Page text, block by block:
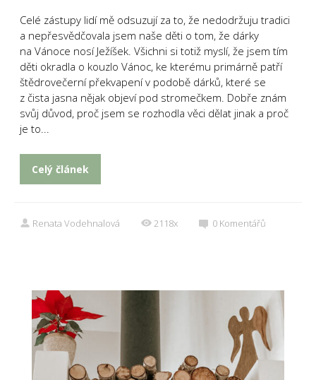
Celé zástupy lidí mě odsuzují za to, že nedodržuju tradici
a nepřesvědčovala jsem naše děti o tom, že dárky
na Vánoce nosí Ježíšek. Všichni si totiž myslí, že jsem tím
děti okradla o kouzlo Vánoc, ke kterému primárně patří
štědrovečerní překvapení v podobě dárků, které se
z čista jasna nějak objeví pod stromečkem. Dobře znám
svůj důvod, proč jsem se rozhodla věci dělat jinak a proč
je to...
Celý článek
Renata Vodehnalová 2118x 0 Komentářů